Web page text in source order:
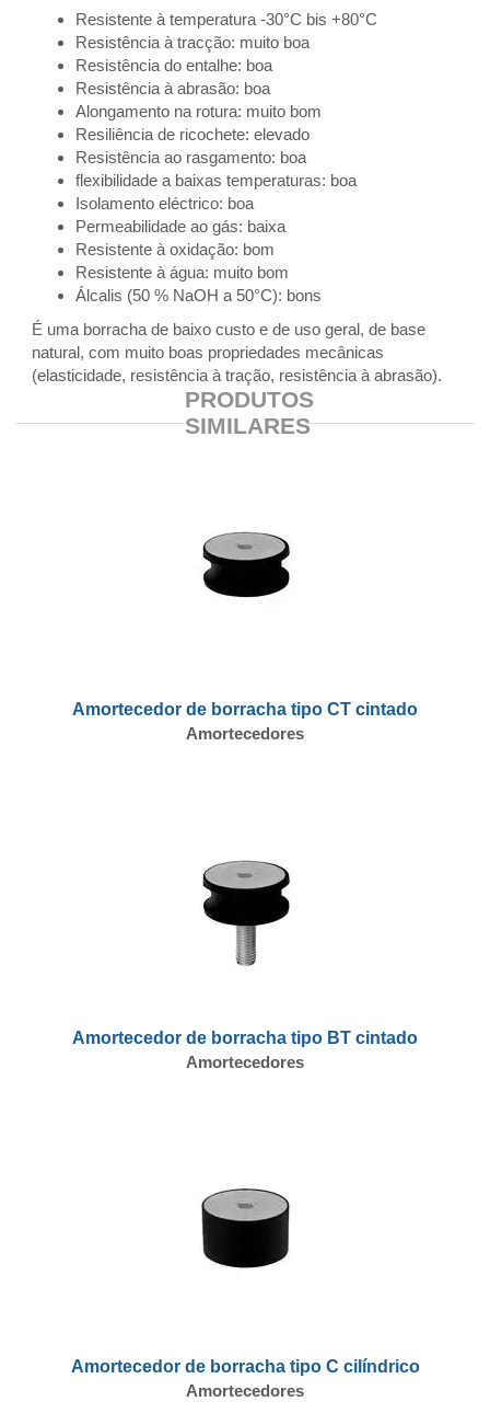
Resistente à temperatura -30°C bis +80°C
Resistência à tracção: muito boa
Resistência do entalhe: boa
Resistência à abrasão: boa
Alongamento na rotura: muito bom
Resiliência de ricochete: elevado
Resistência ao rasgamento: boa
flexibilidade a baixas temperaturas: boa
Isolamento eléctrico: boa
Permeabilidade ao gás: baixa
Resistente à oxidação: bom
Resistente à água: muito bom
Álcalis (50 % NaOH a 50°C): bons
É uma borracha de baixo custo e de uso geral, de base
natural, com muito boas propriedades mecânicas
(elasticidade, resistência à tração, resistência à abrasão).
PRODUTOS
SIMILARES
Amortecedor de borracha tipo CT cintado
Amortecedores
Amortecedor de borracha tipo BT cintado
Amortecedores
Amortecedor de borracha tipo C cilíndrico
Amortecedores